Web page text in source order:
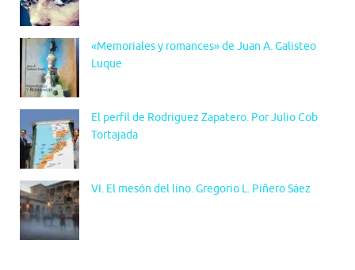
«Memoriales y romances» de Juan A. Galisteo
Luque
El perfil de Rodriguez Zapatero. Por Julio Cob
Tortajada
VI. El mesón del lino. Gregorio L. Piñero Sáez